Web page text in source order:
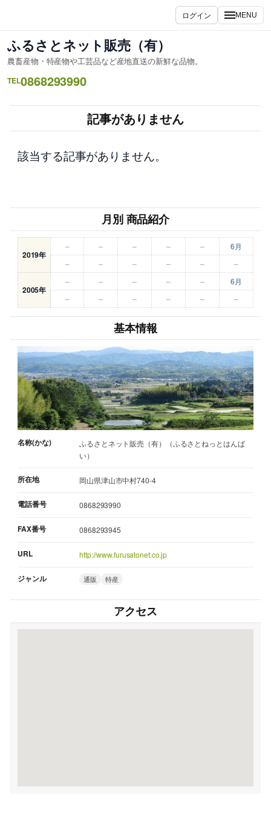
ス
キ
ッ
ログイン MENU
ふるさとネット販売（有）
農畜産物・特産物や工芸品など産地直送の新鮮な品物。
TEL0868293990
記事がありません
該当する記事がありません。
月別 商品紹介
2019年
– – – – –
6月
–
– – – – –
2005年
– – – – –
6月
–
– – – – –
基本情報
名称(かな)
ふるさとネット販売（有）（ふるさとねっとはんば
い）
所在地 岡山県津山市中村740-4
電話番号 0868293990
FAX番号 0868293945
URL http://www.furusatonet.co.jp
ジャンル 通販 特産
アクセス